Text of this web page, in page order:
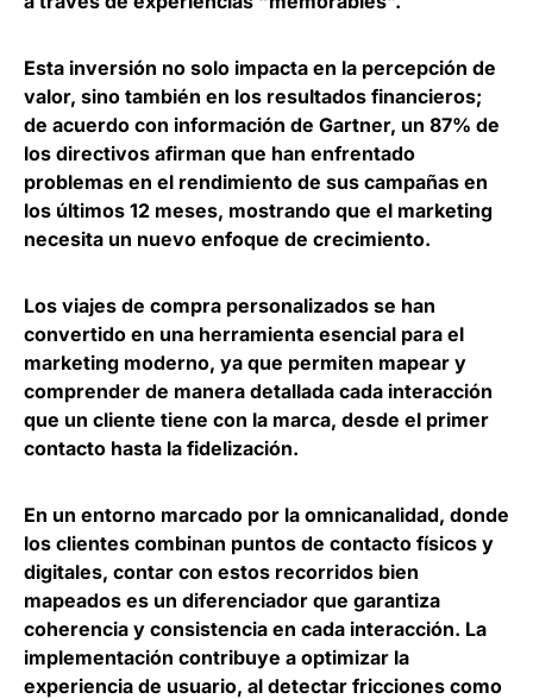
Esta inversión no solo impacta en la percepción de
valor, sino también en los resultados financieros;
de acuerdo con información de Gartner, un 87% de
los directivos afirman que han enfrentado
problemas en el rendimiento de sus campañas en
los últimos 12 meses, mostrando que el marketing
necesita un nuevo enfoque de crecimiento.
Los viajes de compra personalizados se han
convertido en una herramienta esencial para el
marketing moderno, ya que permiten mapear y
comprender de manera detallada cada interacción
que un cliente tiene con la marca, desde el primer
contacto hasta la fidelización.
En un entorno marcado por la omnicanalidad, donde
los clientes combinan puntos de contacto físicos y
digitales, contar con estos recorridos bien
mapeados es un diferenciador que garantiza
coherencia y consistencia en cada interacción. La
implementación contribuye a optimizar la
experiencia de usuario, al detectar fricciones como